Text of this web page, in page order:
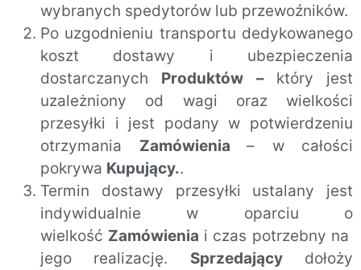
wybranych spedytorów lub przewoźników.
Po uzgodnieniu transportu dedykowanego
koszt dostawy i ubezpieczenia
dostarczanych Produktów – który jest
uzależniony od wagi oraz wielkości
przesyłki i jest podany w potwierdzeniu
otrzymania Zamówienia – w całości
pokrywa Kupujący..
Termin dostawy przesyłki ustalany jest
indywidualnie w oparciu o
wielkość Zamówienia i czas potrzebny na
jego realizację. Sprzedającydołoży